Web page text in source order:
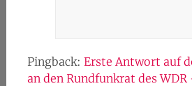
Pingback: Erste Antwort auf
an den Rundfunkrat des